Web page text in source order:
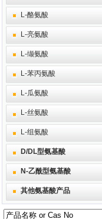
L-酪氨酸
L-亮氨酸
L-缬氨酸
L-苯丙氨酸
L-瓜氨酸
L-丝氨酸
L-组氨酸
D/DL型氨基酸
N-乙酰型氨基酸
其他氨基酸产品